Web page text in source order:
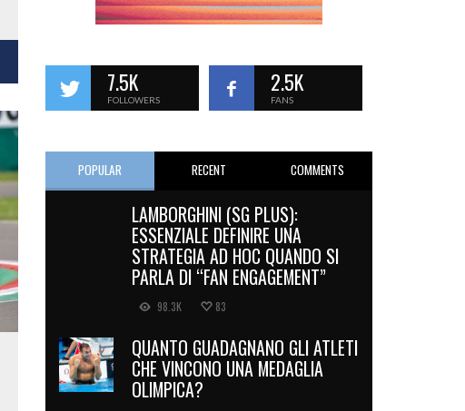
7.5K
FOLLOWERS
2.5K
FANS
POPULAR RECENT COMMENTS
LAMBORGHINI (SG PLUS):
ESSENZIALE DEFINIRE UNA
STRATEGIA AD HOC QUANDO SI
PARLA DI “FAN ENGAGEMENT”
98.3K 83
QUANTO GUADAGNANO GLI ATLETI
CHE VINCONO UNA MEDAGLIA
OLIMPICA?